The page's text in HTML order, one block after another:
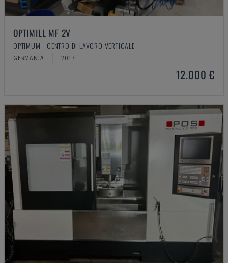
OPTIMILL MF 2V
OPTIMUM - CENTRO DI LAVORO VERTICALE
GERMANIA 2017
12.000 €